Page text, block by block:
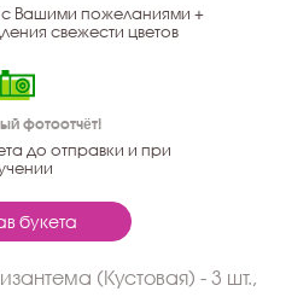
с Вашими пожеланиями +
свежести цветов
фотоотчёт!
до отправки и при
букета
(Кустовая) - 3 шт.,